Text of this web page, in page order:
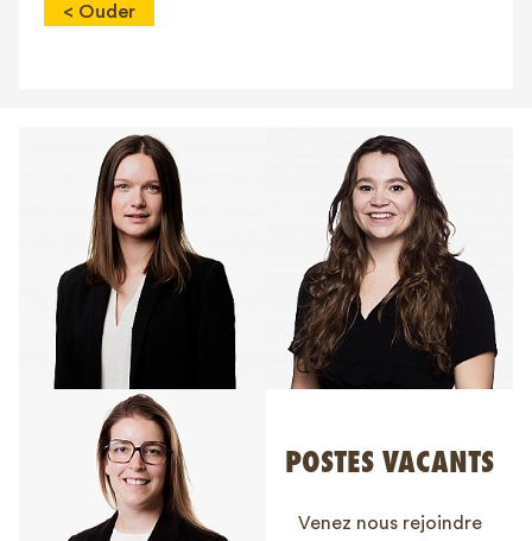
< Ouder
POSTES VACANTS
Venez nous rejoindre